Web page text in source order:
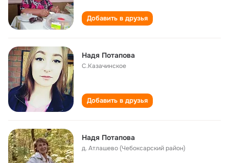
Добавить в друзья
Надя Потапова
С.Казачинское
Добавить в друзья
Надя Потапова
д. Атлашево (Чебоксарский район)